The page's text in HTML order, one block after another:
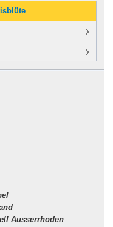
Ausserrhoden